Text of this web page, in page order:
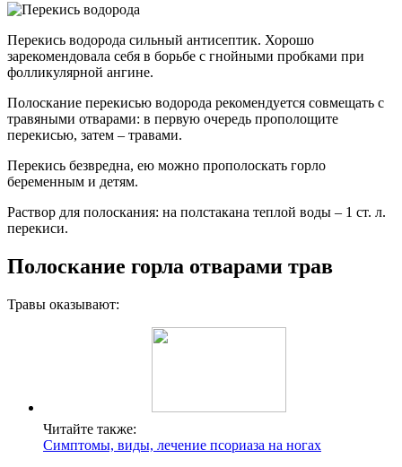
Перекись водорода сильный антисептик. Хорошо
зарекомендовала себя в борьбе с гнойными пробками при
фолликулярной ангине.
Полоскание перекисью водорода рекомендуется совмещать с
травяными отварами: в первую очередь прополощите
перекисью, затем – травами.
Перекись безвредна, ею можно прополоскать горло
беременным и детям.
Раствор для полоскания: на полстакана теплой воды – 1 ст. л.
перекиси.
Полоскание горла отварами трав
Травы оказывают:
Читайте также:
Симптомы, виды, лечение псориаза на ногах